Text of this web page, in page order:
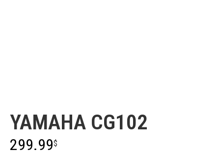
YAMAHA CG102
299.99$